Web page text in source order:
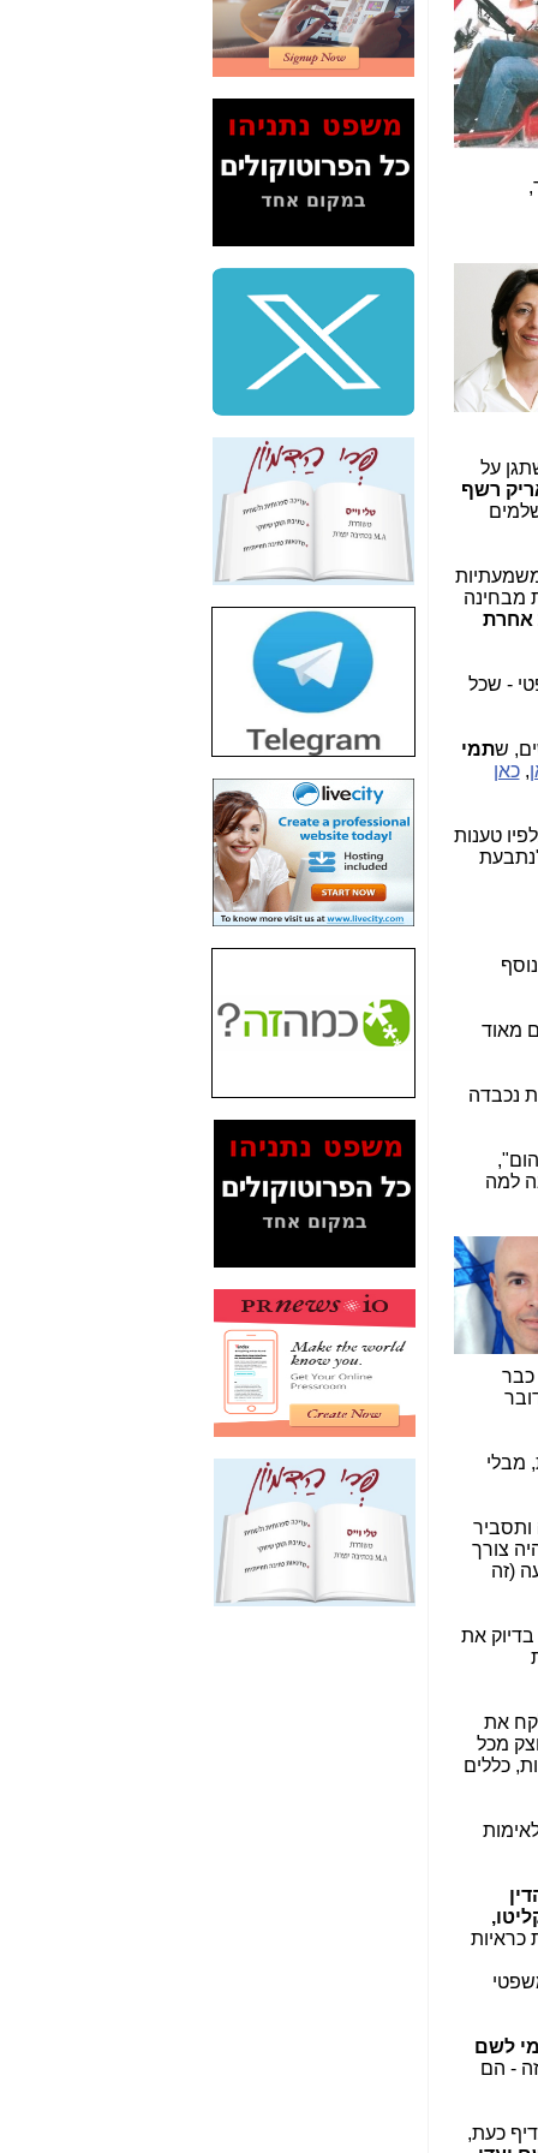
על
רשף
מבחינה
אחרת
- שכל
שתמי
,כאן
טענות
מאוד
נכבדה
למה
כבר
מבלי
צורך
(זה
את
את
מכל
כללים
כראיות
לשם
- הם
כעת,
2" על תעלולי השר
משה כחלון -כאן
המשך חשיפת הבלוף
ששמו "מהפיכת
הסלולר" ואיך מסרסים
את הנתונים לציבור -
כאן
סיכום ביקור בסיליקון
משקיעות ומפתחות
באותם תחומים -כאן
שלמה פילבר (עד
לאחרונה מנכ"ל משרד
התקשורת) - עד
מדינה? הצחקתם
"יש אפליה בחקירה"?
חשיפה: למה השר
משה כחלון לא נחקר
עד היום? -
כאן
חשיפת חשד לשחיתות
הדומה לזו של "תיק
הסלולר -כאן
חשיפת מה שלא
רוצים שתדעו בעניין
פריסת אנלימיטד
(בניחוח בלתי נסבל) -
כאן
חשיפה: איוב קרא
אישר לקבוצת סלקום
בדיוק מה שביבי אישר
כאן
האם השר איוב קרא
היה צריך בכלל לחתום
האם ביבי וקרא קבלו
בכלל תמורה עבור
ההטבות הרגולטוריות
המסמכים בנושא בזק-
Yes (תיק 4000)
מוכיחים "תפירת תיק"
לאיש הלא נכון! -כאן
עובדות ומסמכים
האם ביבי כשר
תקשורת עזר לקב'
בזק? -כאן
מה מקור ה-Fake
News שהביא לתפירת
תיק לביבי והעלמת
החשודים הנכונים -כאן
אחת הרגליים של "תיק
4000 התפור"
התמוטטה היום
בניצחון (כפול) של בזק
-
כאן
איך כתבות מפנקות
הפכו לפתע לטובת